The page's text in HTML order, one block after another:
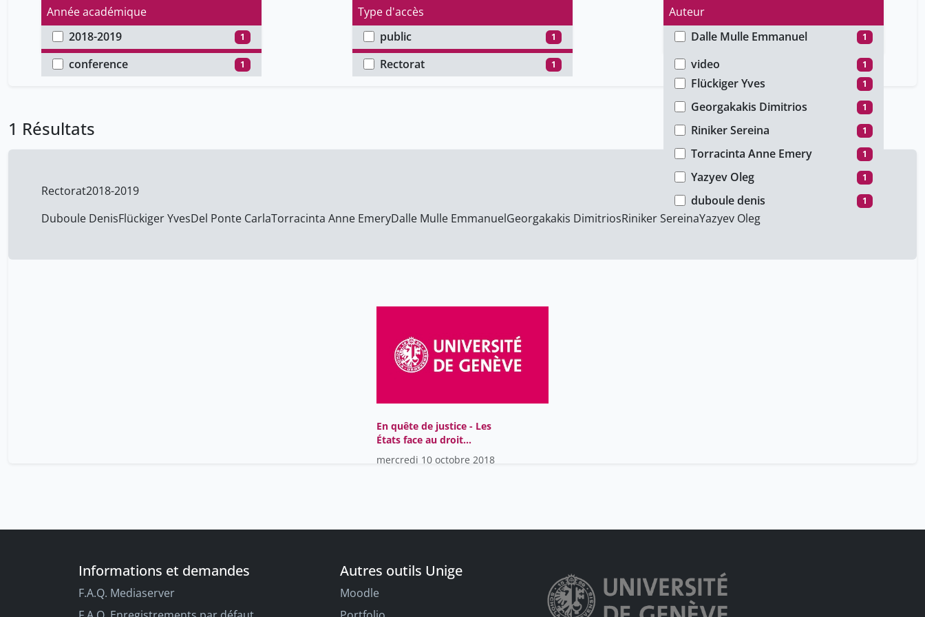
Année académique
2018-2019
1
Type d'accès
public
1
Auteur
Dalle Mulle Emmanuel
1
Del Ponte Carla 1
Flückiger Yves 1
Georgakakis Dimitrios 1
Riniker Sereina 1
Torracinta Anne Emery 1
Yazyev Oleg 1
duboule denis 1
Type de document
conference
1
Faculté
Rectorat
1
Type de média
video
1
1 Résultats
Rectorat2018-2019
Duboule DenisFlückiger YvesDel Ponte CarlaTorracinta Anne EmeryDalle Mulle EmmanuelGeorgakakis DimitriosRiniker SereinaYazyev Oleg
En quête de justice - Les
États face au droit
international
mercredi 10 octobre 2018
Informations et demandes
F.A.Q. Mediaserver
Autres outils Unige
Moodle